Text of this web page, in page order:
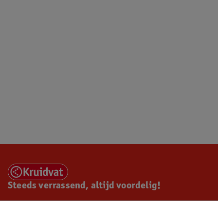
Steeds verrassend, altijd voordelig!